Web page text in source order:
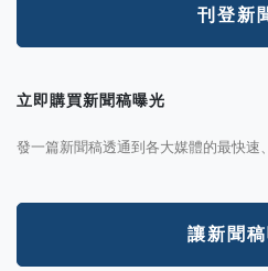
刊登新
立即購買新聞稿曝光
發一篇新聞稿透通到各大媒體的最快速
讓新聞